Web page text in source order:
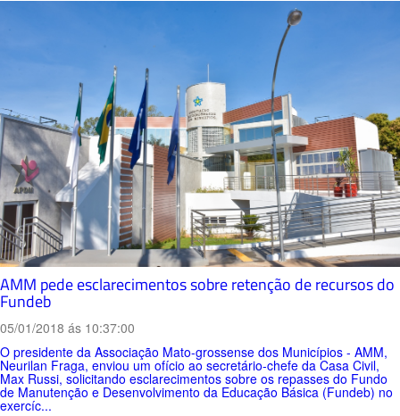
AMM pede esclarecimentos sobre retenção de recursos do
Fundeb
05/01/2018 ás 10:37:00
O presidente da Associação Mato-grossense dos Municípios - AMM,
Neurilan Fraga, enviou um ofício ao secretário-chefe da Casa Civil,
Max Russi, solicitando esclarecimentos sobre os repasses do Fundo
de Manutenção e Desenvolvimento da Educação Básica (Fundeb) no
exercíc...